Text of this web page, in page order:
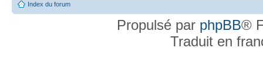
Index du forum
Propulsé par phpBB®
Traduit en